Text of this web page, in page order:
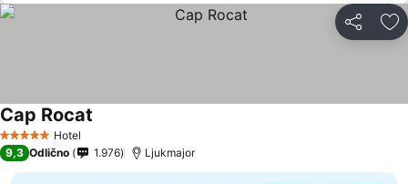
Deli
5 ZvezdiceHotel
Cap Rocat
9,3 Odlično 1.976 Ljukmajor